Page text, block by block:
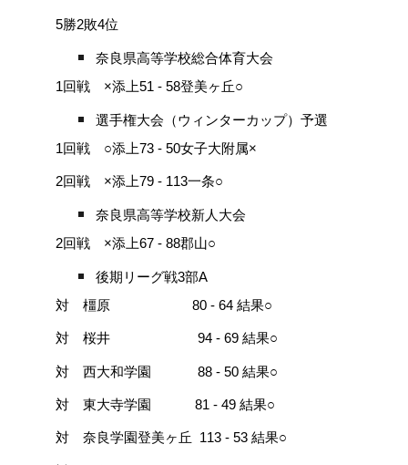
5勝2敗4位
奈良県高等学校総合体育大会
1回戦 ×添上51 - 58登美ヶ丘○
選手権大会（ウィンターカップ）予選
1回戦 ○添上73 - 50女子大附属×
2回戦 ×添上79 - 113一条○
奈良県高等学校新人大会
2回戦 ×添上67 - 88郡山○
後期リーグ戦3部A
対 橿原 80 - 64結果○
対 桜井 94 - 69結果○
対 西大和学園 88 - 50結果○
対 東大寺学園 81 - 49結果○
対 奈良学園登美ヶ丘 113 - 53結果○